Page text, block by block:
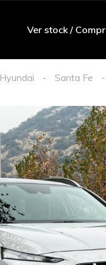
Ver stock /
Hyundai Santa Fe